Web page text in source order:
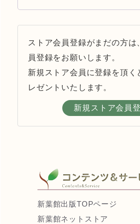
ストア会員登録がまだの方は
員登録をお願いします。
新規ストア会員に登録を頂
レゼントいたします。
新規ストア会員
新葉館出版TOPページ
新葉館ネットストア